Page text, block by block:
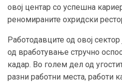
овој центар со успешна
реномираните охридски
Работодавците од овој сектор
од вработување стручно
кадар. Во голем дел од
разни работни места, работи